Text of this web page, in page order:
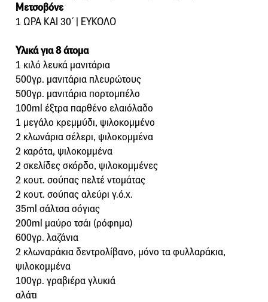
Μετσοβόνε
1 ΩΡΑ ΚΑΙ 30΄ | ΕΥΚΟΛΟ
Υλικά για 8 άτομα
1 κιλό λευκά μανιτάρια
500γρ. μανιτάρια πλευρώτους
500γρ. μανιτάρια πορτομπέλo
100ml έξτρα παρθένο ελαιόλαδο
1 μεγάλο κρεμμύδι, ψιλοκομμένο
2 κλωνάρια σέλερι, ψιλοκομμένα
2 καρότα, ψιλοκομμένα
2 σκελίδες σκόρδο, ψιλοκομμένες
2 κουτ. σούπας πελτέ ντομάτας
2 κουτ. σούπας αλεύρι γ.ό.χ.
35ml σάλτσα σόγιας
200ml μαύρο τσάι (ρόφημα)
600γρ. λαζάνια
2 κλωναράκια δεντρολίβανο, μόνο τα φυλλαράκια,
ψιλοκομμένα
100γρ. γραβιέρα γλυκιά
αλάτι